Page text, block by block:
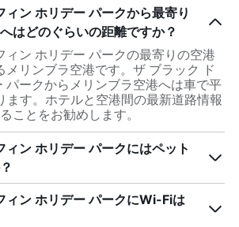
ィン ホリデー パークから最寄り
はどのぐらいの距離ですか？
ィン ホリデー パークの最寄りの空港
メリンブラ空港です。ザ ブラック ド
パークからメリンブラ空港へは車で平
ます。ホテルと空港間の最新道路情報
ことをお勧めします。
ィン ホリデー パークにはペット
ィン ホリデー パークにWi-Fiは